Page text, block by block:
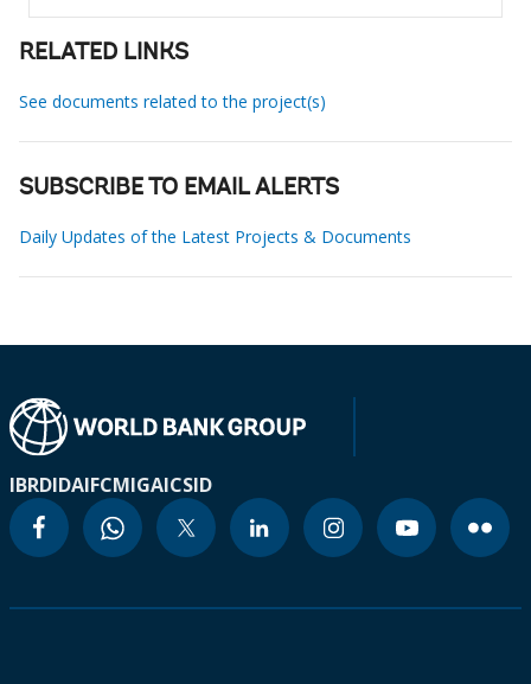
RELATED LINKS
See documents related to the project(s)
SUBSCRIBE TO EMAIL ALERTS
Daily Updates of the Latest Projects & Documents
IBRDIDAIFCMIGAICSID